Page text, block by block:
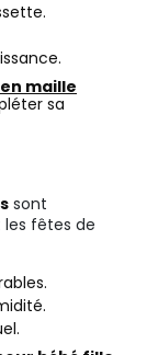
maille
sa
sont
les fêtes de